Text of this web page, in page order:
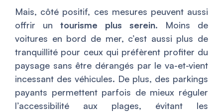
Mais, côté positif, ces mesures peuvent aussi
offrir un tourisme plus serein. Moins de
voitures en bord de mer, c’est aussi plus de
tranquillité pour ceux qui préfèrent profiter du
paysage sans être dérangés par le va-et-vient
incessant des véhicules. De plus, des parkings
payants permettent parfois de mieux réguler
l’accessibilité aux plages, évitant les